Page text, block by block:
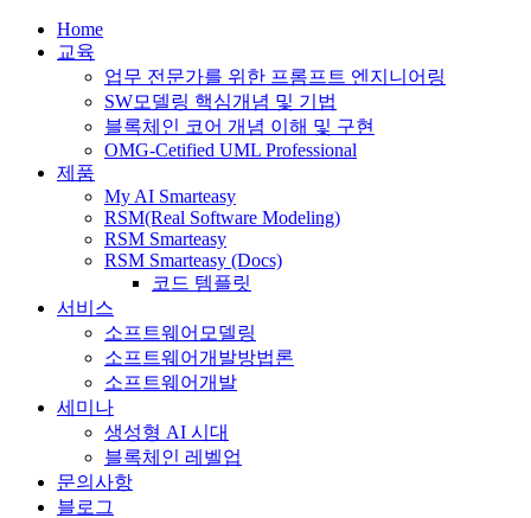
Home
교육
업무 전문가를 위한 프롬프트 엔지니어링
SW모델링 핵심개념 및 기법
블록체인 코어 개념 이해 및 구현
OMG-Cetified UML Professional
제품
My AI Smarteasy
RSM(Real Software Modeling)
RSM Smarteasy
RSM Smarteasy (Docs)
코드 템플릿
서비스
소프트웨어모델링
소프트웨어개발방법론
소프트웨어개발
세미나
생성형 AI 시대
블록체인 레벨업
문의사항
블로그